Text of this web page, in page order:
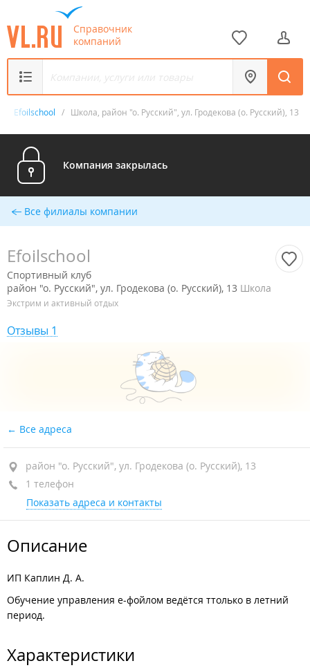
Справочник
компаний
Efoilschool / Школа, район "о. Русский", ул. Гродекова (о. Русский), 13
Компания закрылась
Все филиалы компании
Efoilschool
Спортивный клуб
район "о. Русский", ул. Гродекова (о. Русский), 13 Школа
Экстрим и активный отдых
Отзывы 1
Все адреса
район "о. Русский", ул. Гродекова (о. Русский), 13
1 телефон
Показать адреса и контакты
Описание
ИП Каплин Д. А.
Обучение управления е-фойлом ведётся ттолько в летний
период.
Характеристики